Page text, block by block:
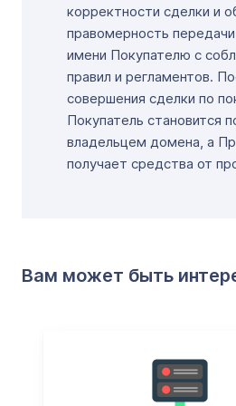
корректности сделки и
правомерность
имени Покупателю с
правил и регламентов.
совершения сделки по
Покупатель становится
владельцем домена, а
получает средства от
Вам может быть